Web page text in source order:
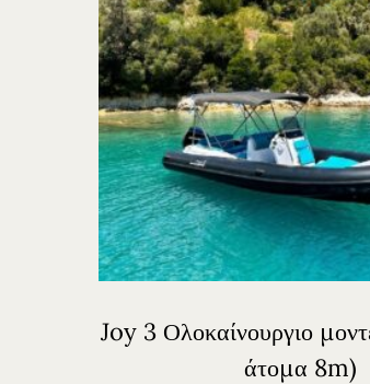
Joy 3 Ολοκαίνουργιο
άτομα 8m)
+30 26450 92255
tridentboats@gmail.com